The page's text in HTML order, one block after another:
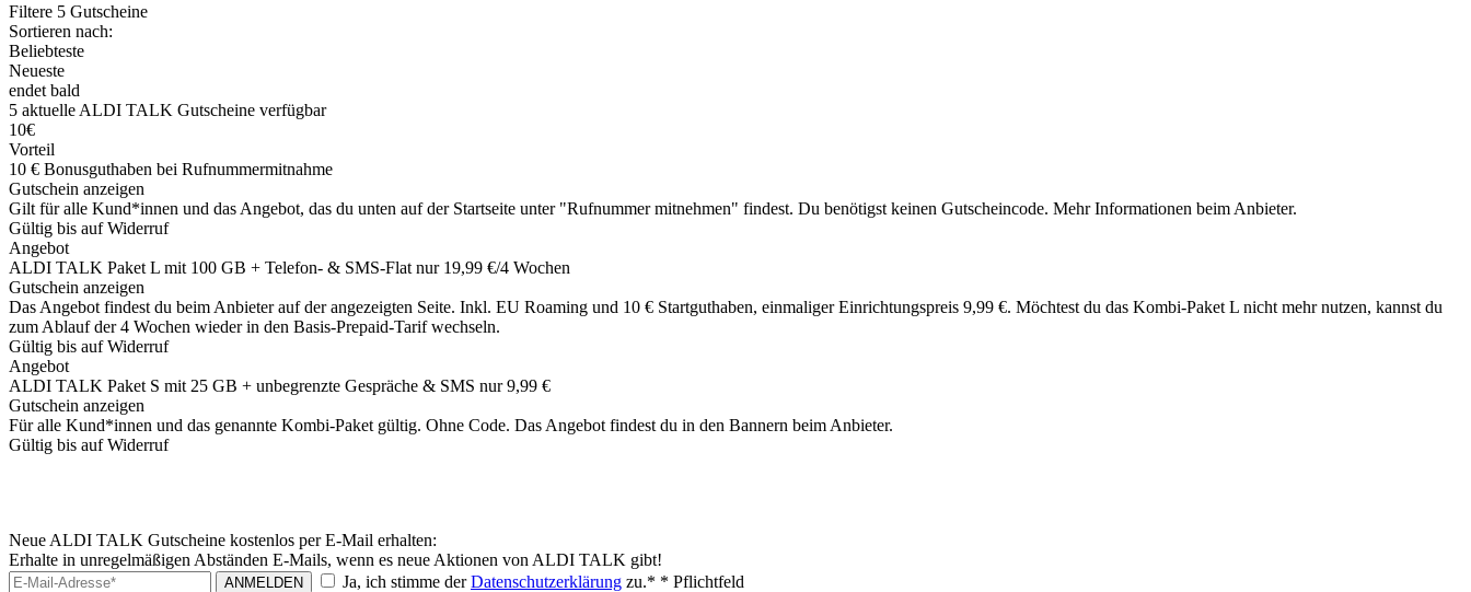
Filtere 5 Gutscheine
Sortieren nach:
Beliebteste
Neueste
endet bald
5 aktuelle ALDI TALK Gutscheine verfügbar
10€
Vorteil
10 € Bonusguthaben bei Rufnummermitnahme
Gutschein anzeigen
Gilt für alle Kund*innen und das Angebot, das du unten auf der Startseite unter "Rufnummer mitnehmen" findest. Du benötigst keinen Gutscheincode. Mehr Informationen beim Anbieter.
Gültig bis auf Widerruf
Angebot
ALDI TALK Paket L mit 100 GB + Telefon- & SMS-Flat nur 19,99 €/4 Wochen
Gutschein anzeigen
Das Angebot findest du beim Anbieter auf der angezeigten Seite. Inkl. EU Roaming und 10 € Startguthaben, einmaliger Einrichtungspreis 9,99 €. Möchtest du das Kombi-Paket L nicht mehr nutzen, kannst du
zum Ablauf der 4 Wochen wieder in den Basis-Prepaid-Tarif wechseln.
Gültig bis auf Widerruf
Angebot
ALDI TALK Paket S mit 25 GB + unbegrenzte Gespräche & SMS nur 9,99 €
Gutschein anzeigen
Für alle Kund*innen und das genannte Kombi-Paket gültig. Ohne Code. Das Angebot findest du in den Bannern beim Anbieter.
Gültig bis auf Widerruf
Neue ALDI TALK Gutscheine kostenlos per E-Mail erhalten:
Erhalte in unregelmäßigen Abständen E-Mails, wenn es neue Aktionen von ALDI TALK gibt!
ANMELDEN Ja, ich stimme derDatenschutzerklärung zu.* * Pflichtfeld